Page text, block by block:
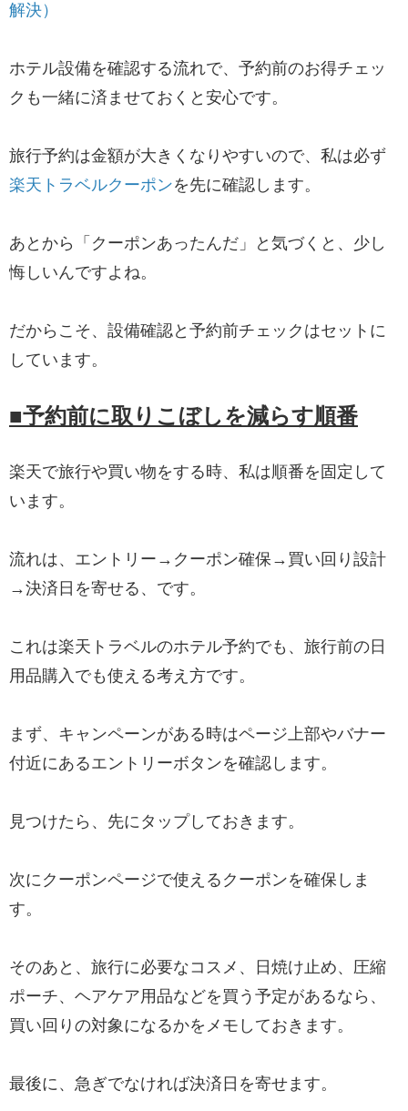
解決）​
ホテル設備を確認する流れで、予約前のお得チェッ
クも一緒に済ませておくと安心です。
旅行予約は金額が大きくなりやすいので、私は必ず
楽天トラベルクーポンを先に確認します。
あとから「クーポンあったんだ」と気づくと、少し
悔しいんですよね。
だからこそ、設備確認と予約前チェックはセットに
しています。
■予約前に取りこぼしを減らす順番
楽天で旅行や買い物をする時、私は順番を固定して
います。
流れは、エントリー→クーポン確保→買い回り設計
→決済日を寄せる、です。
これは楽天トラベルのホテル予約でも、旅行前の日
用品購入でも使える考え方です。
まず、キャンペーンがある時はページ上部やバナー
付近にあるエントリーボタンを確認します。
見つけたら、先にタップしておきます。
次にクーポンページで使えるクーポンを確保しま
す。
そのあと、旅行に必要なコスメ、日焼け止め、圧縮
ポーチ、ヘアケア用品などを買う予定があるなら、
買い回りの対象になるかをメモしておきます。
最後に、急ぎでなければ決済日を寄せます。